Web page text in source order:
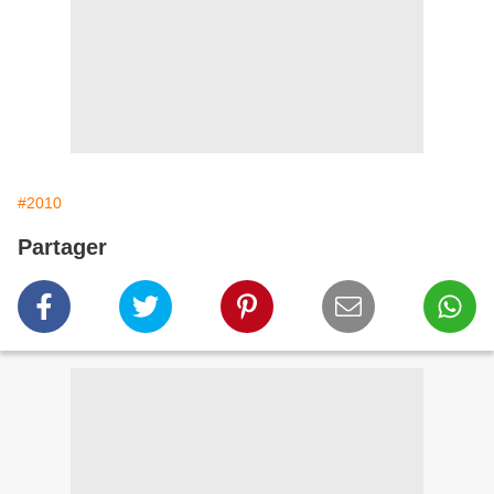
#2010
Partager